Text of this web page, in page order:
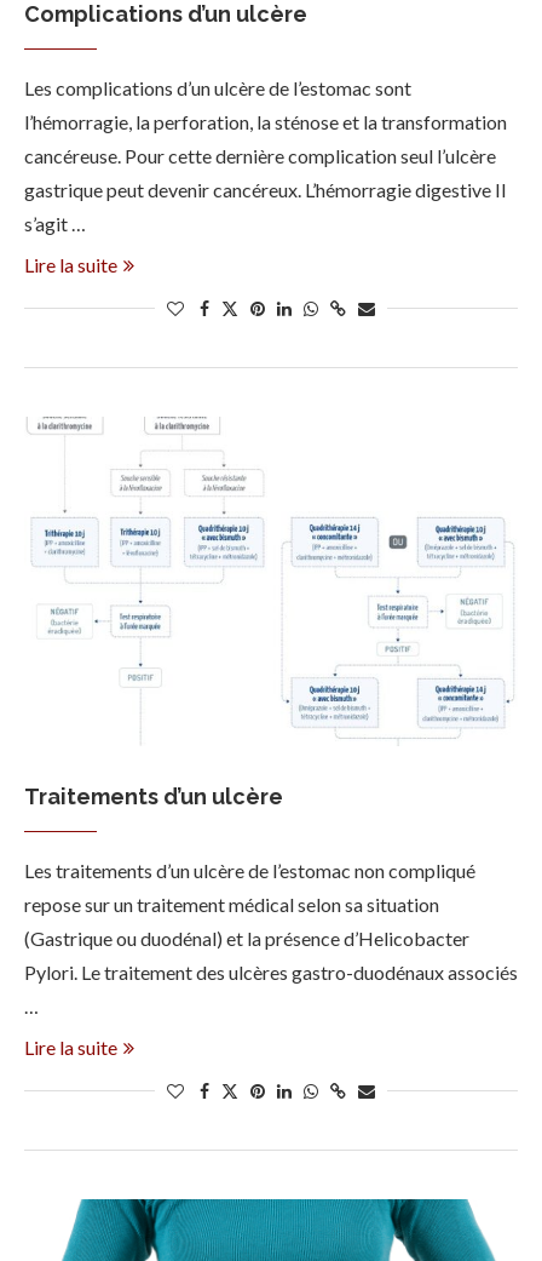
Complications d’un ulcère
Les complications d’un ulcère de l’estomac sont
l’hémorragie, la perforation, la sténose et la transformation
cancéreuse. Pour cette dernière complication seul l’ulcère
gastrique peut devenir cancéreux. L’hémorragie digestive Il
s’agit …
Lire la suite
Traitements d’un ulcère
Les traitements d’un ulcère de l’estomac non compliqué
repose sur un traitement médical selon sa situation
(Gastrique ou duodénal) et la présence d’Helicobacter
Pylori. Le traitement des ulcères gastro-duodénaux associés
…
Lire la suite